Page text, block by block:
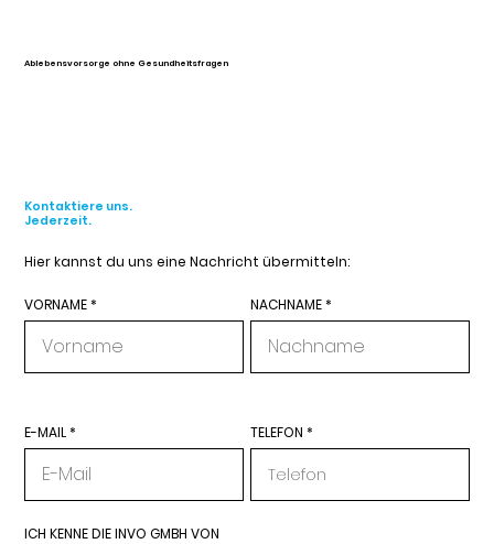
Ablebensvorsorge ohne Gesundheitsfragen
Kontaktiere uns.
Jederzeit.
Hier kannst du uns eine Nachricht übermitteln:
VORNAME
E-MAIL
NACHNAME
TELEFON
ICH KENNE DIE INVO GMBH VON